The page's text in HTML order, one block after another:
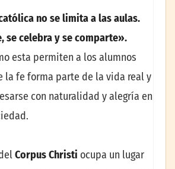
no se limita a las aulas.
se celebra y se comparte».
esta permiten a los alumnos
la fe forma parte de la vida real y
con naturalidad y alegría en
Corpus Christi ocupa un lugar